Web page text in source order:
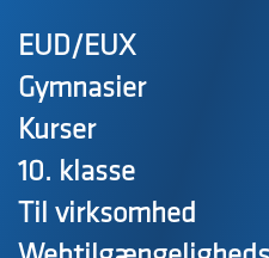
EUD/EUX
Gymnasier
Kurser
10. klasse
Til virksomhed